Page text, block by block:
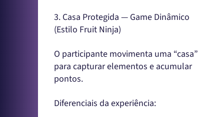
3. Casa Protegida — Game Dinâmico
(Estilo Fruit Ninja)
O participante movimenta uma “casa”
para capturar elementos e acumular
pontos.
Diferenciais da experiência: